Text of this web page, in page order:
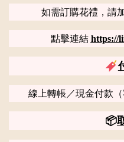
如需訂購花禮，請
點擊連結 https://
線上轉帳／現金付款
📦